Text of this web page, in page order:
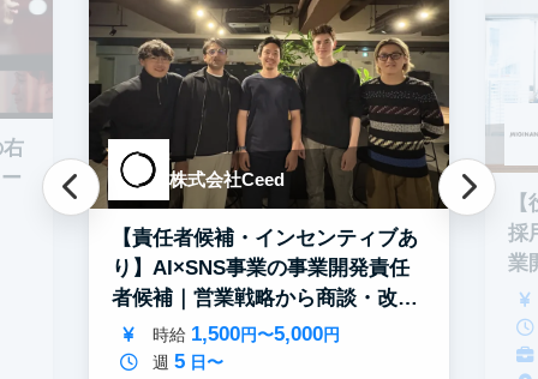
株式会社Ceed
【責任者候補・インセンティブあ
り】AI×SNS事業の事業開発責任
者候補｜営業戦略から商談・改善
まで時給 1,500円〜5,000円
週 5日〜
採
業